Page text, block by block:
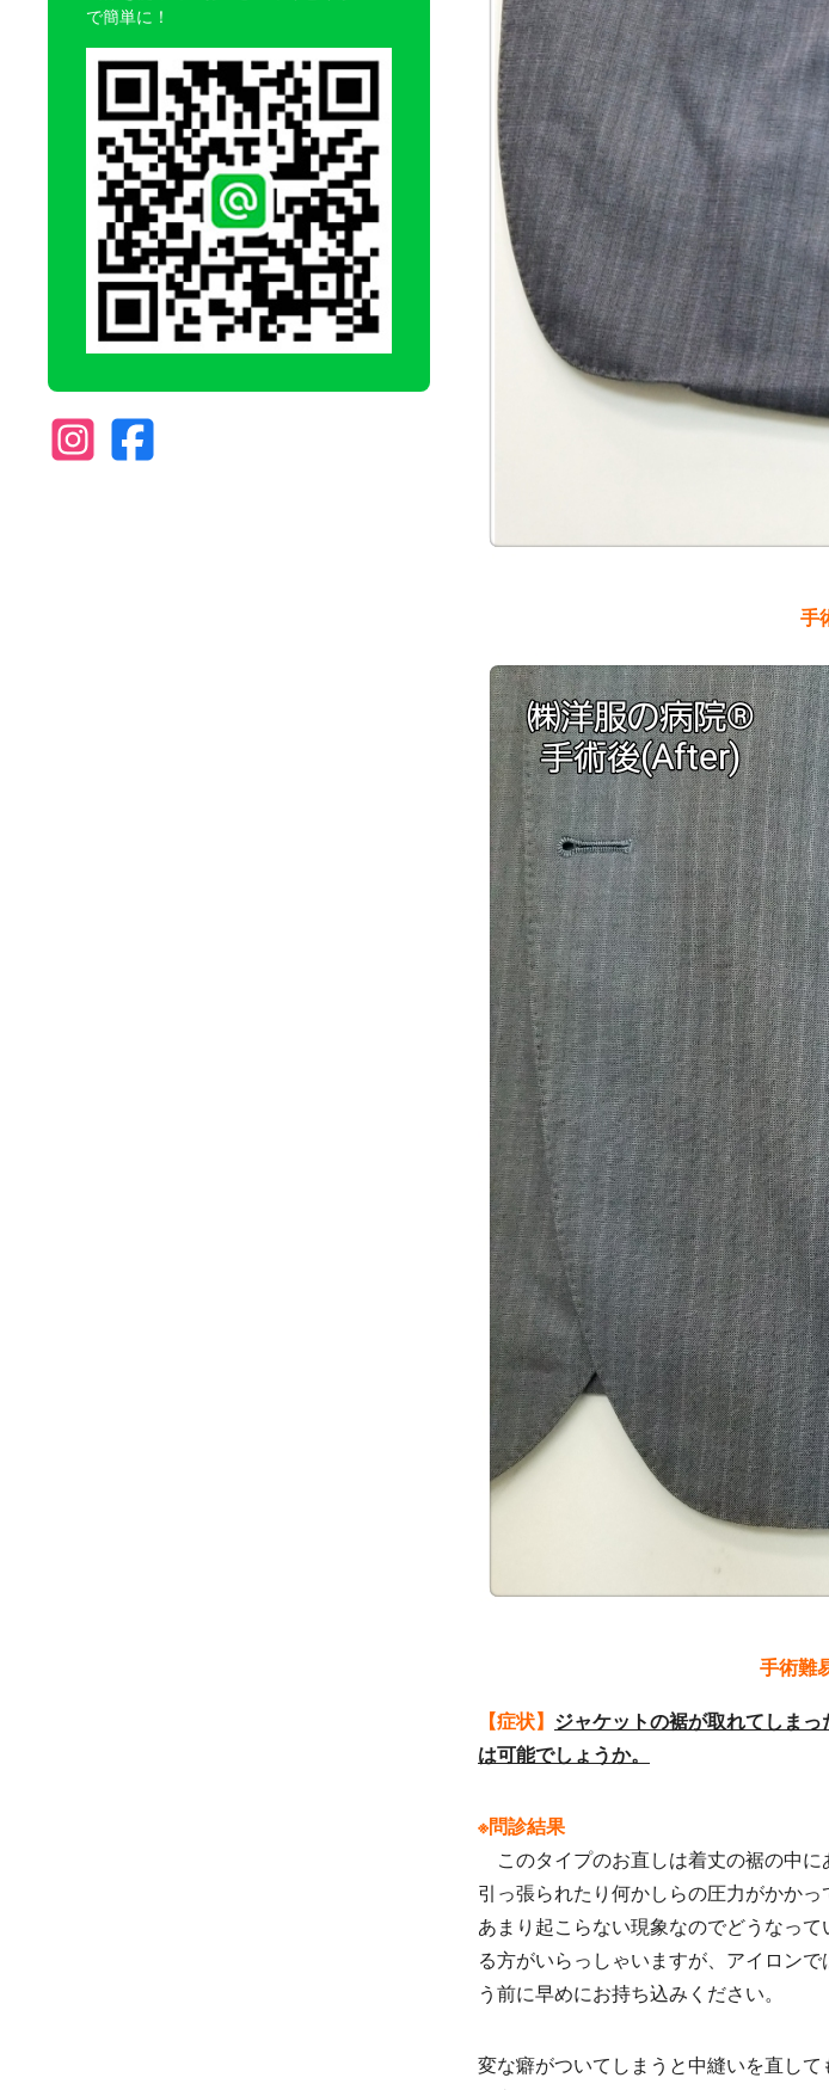
で簡単に！
手
手術難
【症状】 ジャケットの裾が取れてしま
は可能でしょうか。
※問診結果
このタイプのお直しは着丈の裾の中に
引っ張られたり何かしらの圧力がかかっ
あまり起こらない現象なのでどうなっ
る方がいらっしゃいますが、アイロン
う前に早めにお持ち込みください。
変な癖がついてしまうと中縫いを直し